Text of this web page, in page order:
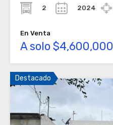
2
2024
En Venta
A solo $4,600,000
Destacado